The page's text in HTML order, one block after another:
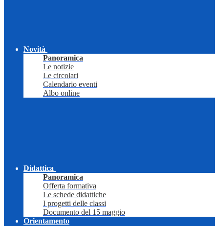
Novità
Panoramica
Le notizie
Le circolari
Calendario eventi
Albo online
Didattica
Panoramica
Offerta formativa
Le schede didattiche
I progetti delle classi
Documento del 15 maggio
Orientamento